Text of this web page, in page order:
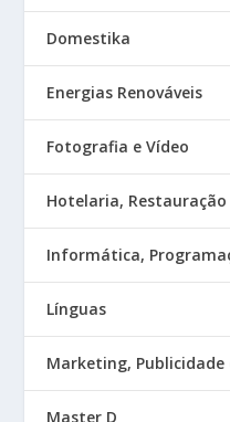
Domestika
Energias Renováveis
Fotografia e Vídeo
Hotelaria,
Informática,
Línguas
Marketing,
Master D